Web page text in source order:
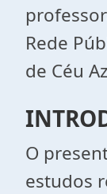
Rede
de Céu
O
estudos